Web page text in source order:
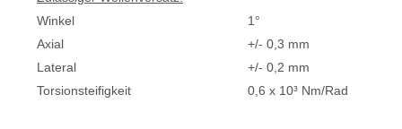
Winkel
1°
Axial
+/- 0,3 mm
Lateral
+/- 0,2 mm
Torsionsteifigkeit
0,6 x 10³ Nm/Rad